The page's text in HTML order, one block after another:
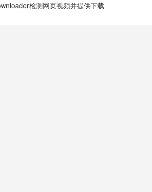
检测网页视频并提供下载